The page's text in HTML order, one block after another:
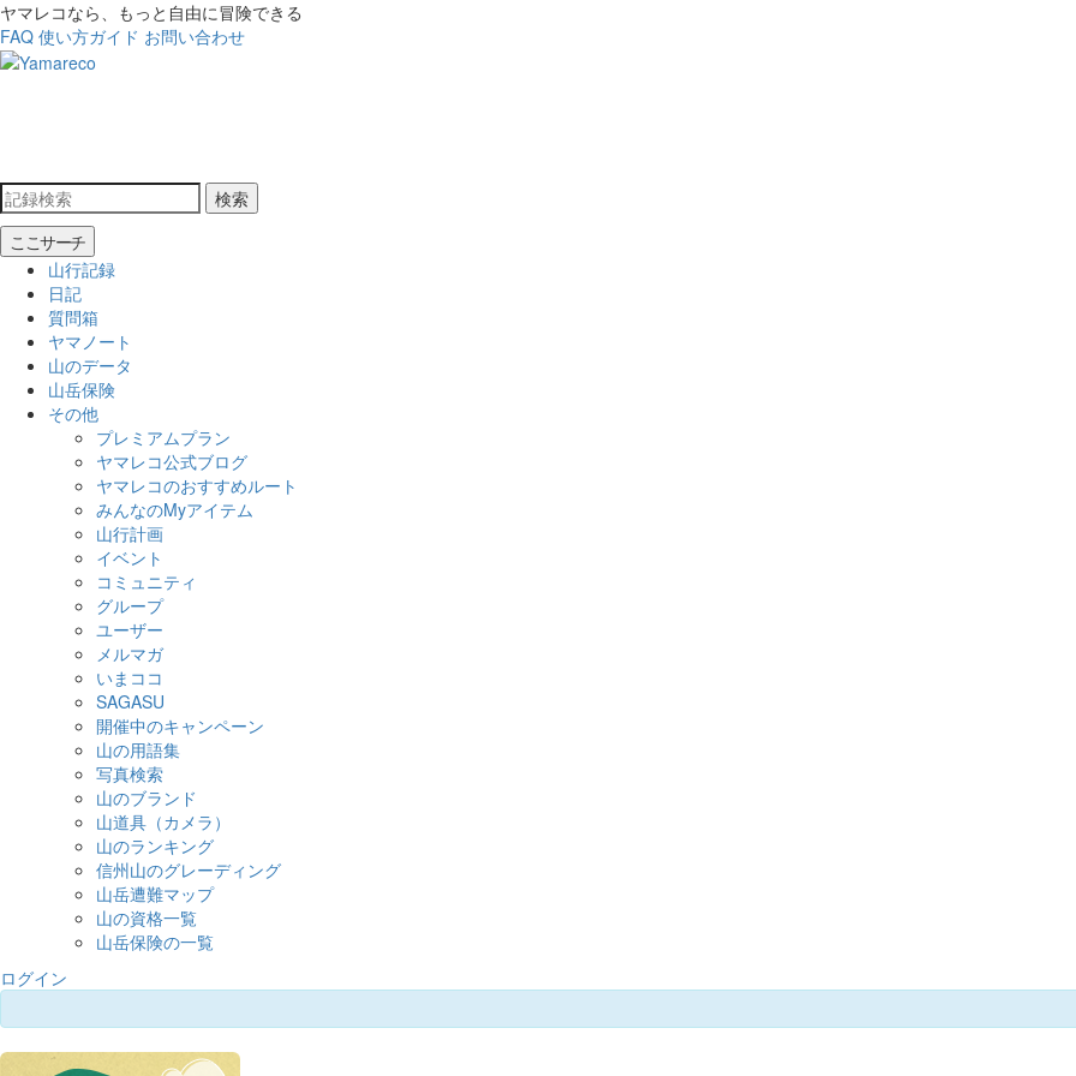
ヤマレコなら、もっと自由に冒険できる
FAQ 使い方ガイド お問い合わせ
検索
ここサーチ
山行記録
日記
質問箱
ヤマノート
山のデータ
山岳保険
その他
プレミアムプラン
ヤマレコ公式ブログ
ヤマレコのおすすめルート
みんなのMyアイテム
山行計画
イベント
コミュニティ
グループ
ユーザー
メルマガ
いまココ
SAGASU
開催中のキャンペーン
山の用語集
写真検索
山のブランド
山道具（カメラ）
山のランキング
信州山のグレーディング
山岳遭難マップ
山の資格一覧
山岳保険の一覧
ログイン